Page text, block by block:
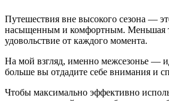
Путешествия вне высокого сезона —
насыщенным и комфортным. Меньшая
удовольствие от каждого момента.
На мой взгляд, именно межсезонье —
больше вы отдадите себе внимания и
Чтобы максимально эффективно